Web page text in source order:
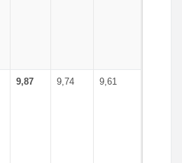
9,87 9,74 9,61